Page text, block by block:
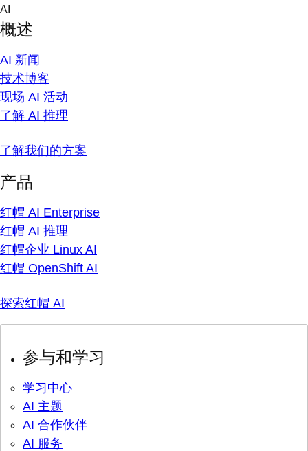
Skip
content
AI
概述
AI 新闻
技术博客
现场 AI 活动
了解 AI 推理
了解我们的方案
产品
红帽 AI Enterprise
红帽 AI 推理
红帽企业 Linux AI
红帽 OpenShift AI
探索红帽 AI
参与和学习
学习中心
AI 主题
AI 合作伙伴
AI 服务